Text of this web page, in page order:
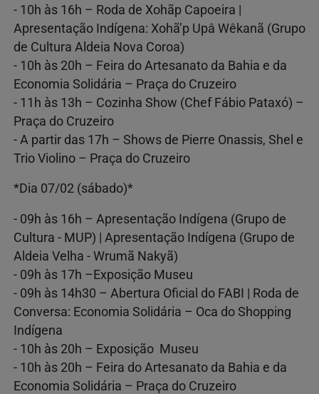
- 10h às 16h – Roda de Xohãp Capoeira |
Apresentação Indígena: Xohã’p Upâ Wêkanã (Grupo
de Cultura Aldeia Nova Coroa)
- 10h às 20h – Feira do Artesanato da Bahia e da
Economia Solidária – Praça do Cruzeiro
- 11h às 13h – Cozinha Show (Chef Fábio Pataxó) –
Praça do Cruzeiro
- A partir das 17h – Shows de Pierre Onassis, Shel e
Trio Violino – Praça do Cruzeiro
*Dia 07/02 (sábado)*
- 09h às 16h – Apresentação Indígena (Grupo de
Cultura - MUP) | Apresentação Indígena (Grupo de
Aldeia Velha - Wrumã Nakyã)
- 09h às 17h –Exposição Museu
- 09h às 14h30 – Abertura Oficial do FABI | Roda de
Conversa: Economia Solidária – Oca do Shopping
Indígena
- 10h às 20h – Exposição Museu
- 10h às 20h – Feira do Artesanato da Bahia e da
Economia Solidária – Praça do Cruzeiro